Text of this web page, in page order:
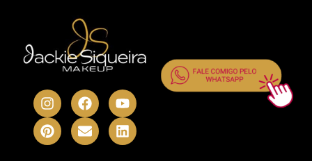
I
n
s
t
a
F
a
c
e
b
Y
o
u
t
u
P
i
n
t
e
E
n
v
e
l
L
i
n
k
e